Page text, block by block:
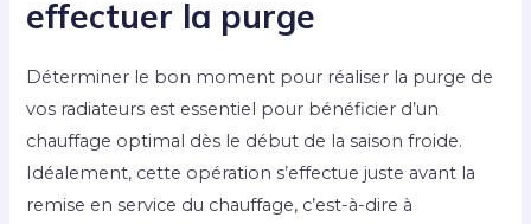
effectuer la purge
Déterminer le bon moment pour réaliser la purge de
vos radiateurs est essentiel pour bénéficier d’un
chauffage optimal dès le début de la saison froide.
Idéalement, cette opération s’effectue juste avant la
remise en service du chauffage, c’est-à-dire à